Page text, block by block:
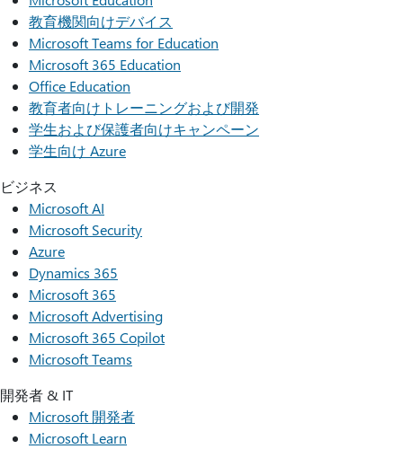
教育機関向けデバイス
Microsoft Teams for Education
Microsoft 365 Education
Office Education
教育者向けトレーニングおよび開発
学生および保護者向けキャンペーン
学生向け Azure
ビジネス
Microsoft AI
Microsoft Security
Azure
Dynamics 365
Microsoft 365
Microsoft Advertising
Microsoft 365 Copilot
Microsoft Teams
開発者 & IT
Microsoft 開発者
Microsoft Learn